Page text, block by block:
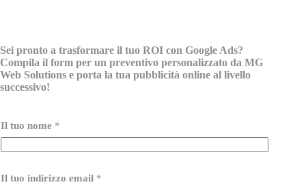
Sei pronto a trasformare il tuo ROI con Google Ads?
Compila il form per un preventivo personalizzato da MG
Web Solutions e porta la tua pubblicità online al livello
successivo!
Il tuo nome *
Il tuo indirizzo email *